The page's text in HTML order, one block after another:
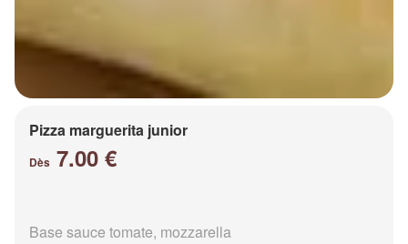
Pizza marguerita junior
Dès 7.00 €
Base sauce tomate, mozzarella